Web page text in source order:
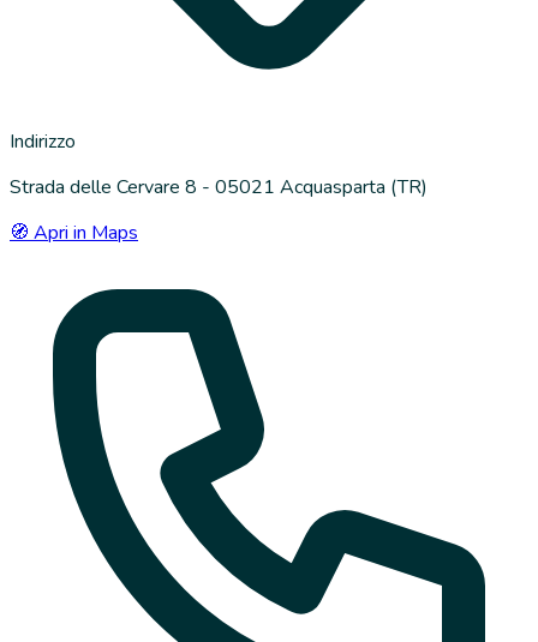
Indirizzo
Strada delle Cervare 8 - 05021 Acquasparta (TR)
🧭 Apri in Maps